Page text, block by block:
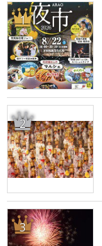
1
2
3